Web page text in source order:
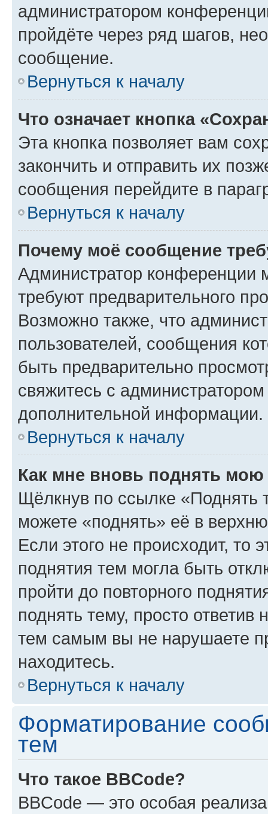
администратором
пройдёте через ряд шагов,
сообщение.
Вернуться к началу
Что означает кнопка
Эта кнопка позволяет вам
закончить и отправить их
сообщения перейдите в
Вернуться к началу
Почему моё сообщение
Администратор конференции
требуют предварительного
Возможно также, что
пользователей, сообщения
быть предварительно
свяжитесь с
дополнительной информации.
Вернуться к началу
Как мне вновь поднять мою
Щёлкнув по ссылке «Поднять
можете «поднять» её в
Если этого не происходит, то
поднятия тем могла быть
пройти до повторного
поднять тему, просто ответив
тем самым вы не нарушаете
находитесь.
Вернуться к началу
Форматирование
тем
Что такое BBCode?
BBCode — это особая